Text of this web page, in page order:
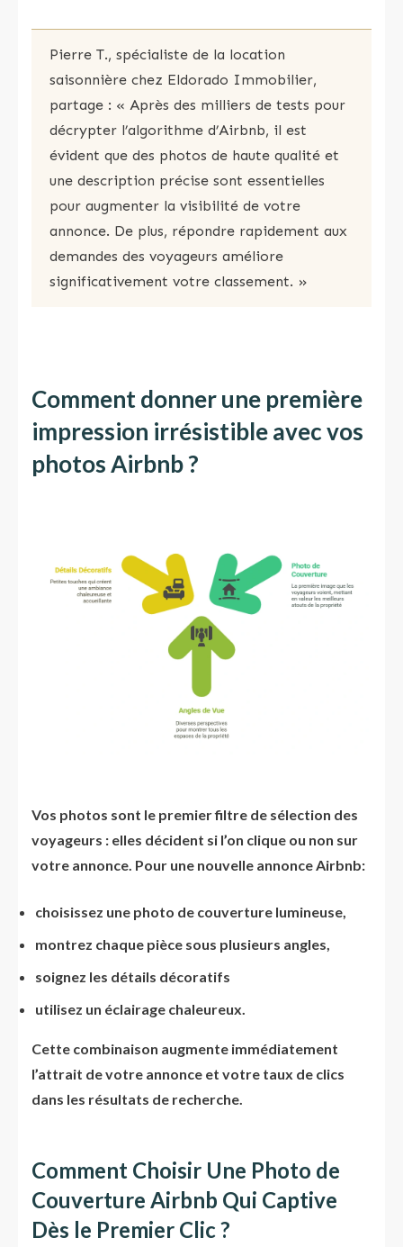
Pierre T., spécialiste de la location
saisonnière chez Eldorado Immobilier,
partage : « Après des milliers de tests pour
décrypter l’algorithme d’Airbnb, il est
évident que des photos de haute qualité et
une description précise sont essentielles
pour augmenter la visibilité de votre
annonce. De plus, répondre rapidement aux
demandes des voyageurs améliore
significativement votre classement. »
Comment donner une première
impression irrésistible avec vos
photos Airbnb ?
Vos photos sont le premier filtre de sélection des
voyageurs : elles décident si l’on clique ou non sur
votre annonce. Pour une nouvelle annonce Airbnb:
choisissez une photo de couverture lumineuse,
montrez chaque pièce sous plusieurs angles,
soignez les détails décoratifs
utilisez un éclairage chaleureux.
Cette combinaison augmente immédiatement
l’attrait de votre annonce et votre taux de clics
dans les résultats de recherche.
Comment Choisir Une Photo de
Couverture Airbnb Qui Captive
Dès le Premier Clic ?